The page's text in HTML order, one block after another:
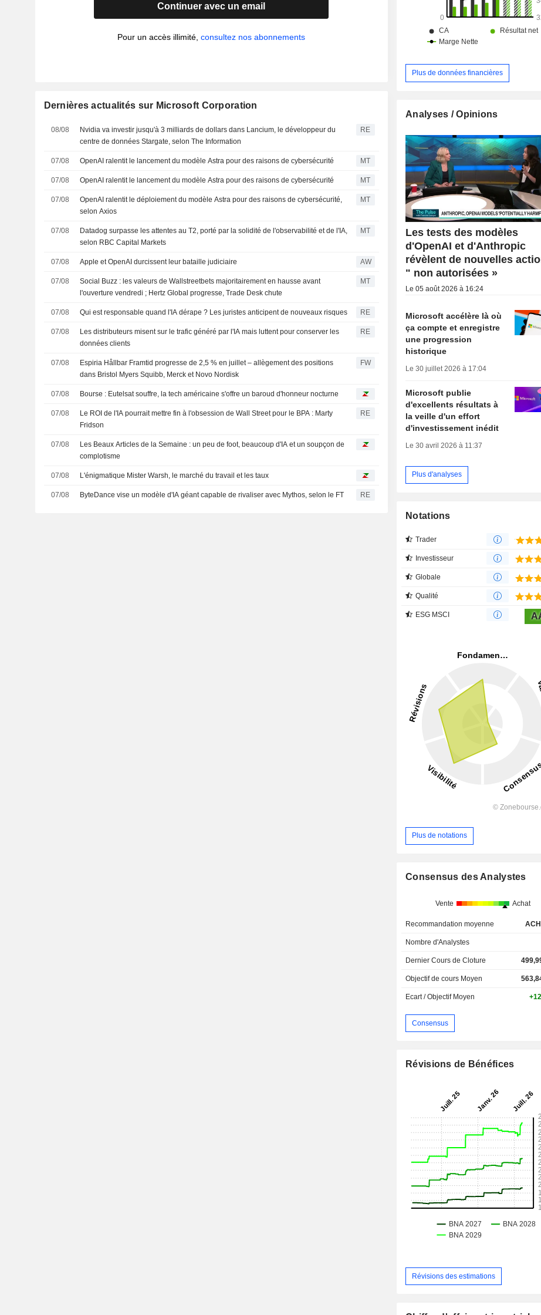
Continuer avec un email
Pour un accès illimité,consultez nos abonnements
Dernières actualités sur Microsoft Corporation
08/08
Nvidia va investir jusqu'à 3 milliards de dollars dans Lancium, le développeur du
centre de données Stargate, selon The Information
RE
07/08 OpenAI ralentit le lancement du modèle Astra pour des raisons de cybersécurité MT
07/08 OpenAI ralentit le lancement du modèle Astra pour des raisons de cybersécurité MT
07/08
OpenAI ralentit le déploiement du modèle Astra pour des raisons de cybersécurité,
selon Axios
MT
07/08
Datadog surpasse les attentes au T2, porté par la solidité de l'observabilité et de l'IA,
selon RBC Capital Markets
MT
07/08 Apple et OpenAI durcissent leur bataille judiciaire AW
07/08
Social Buzz : les valeurs de Wallstreetbets majoritairement en hausse avant
l'ouverture vendredi ; Hertz Global progresse, Trade Desk chute
MT
07/08 Qui est responsable quand l'IA dérape ? Les juristes anticipent de nouveaux risques RE
07/08
Les distributeurs misent sur le trafic généré par l'IA mais luttent pour conserver les
données clients
RE
07/08
Espiria Hållbar Framtid progresse de 2,5 % en juillet – allègement des positions
dans Bristol Myers Squibb, Merck et Novo Nordisk
FW
07/08 Bourse : Eutelsat souffre, la tech américaine s'offre un baroud d'honneur nocturne
07/08
Le ROI de l'IA pourrait mettre fin à l'obsession de Wall Street pour le BPA : Marty
Fridson
RE
07/08
Les Beaux Articles de la Semaine : un peu de foot, beaucoup d'IA et un soupçon de
complotisme
07/08 L'énigmatique Mister Warsh, le marché du travail et les taux
07/08 ByteDance vise un modèle d'IA géant capable de rivaliser avec Mythos, selon le FT RE
Plus de données financières
Analyses / Opinions
Les tests des modèles
d'OpenAI et d'Anthropic
révèlent de nouvelles
" non autorisées »
Le 05 août 2026 à 16:24
Microsoft accélère là où
ça compte et enregistre
une progression
historique
Le 30 juillet 2026 à 17:04
Microsoft publie
d'excellents résultats à
la veille d'un effort
d'investissement inédit
Le 30 avril 2026 à 11:37
Plus d'analyses
Notations
Trader
Investisseur
Globale
Qualité
ESG MSCI
Plus de notations
Consensus des Analystes
Vente Achat
Recommandation moyenne
Nombre d'Analystes
Dernier Cours de Cloture
Objectif de cours Moyen
Ecart / Objectif Moyen
Consensus
Révisions de Bénéfices
Révisions des estimations